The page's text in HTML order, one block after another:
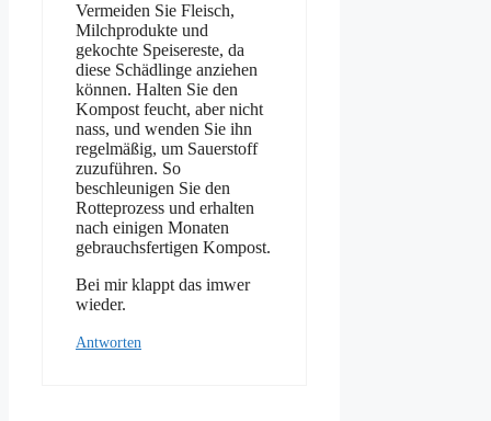
Vermeiden Sie Fleisch,
Milchprodukte und
gekochte Speisereste, da
diese Schädlinge anziehen
können. Halten Sie den
Kompost feucht, aber nicht
nass, und wenden Sie ihn
regelmäßig, um Sauerstoff
zuzuführen. So
beschleunigen Sie den
Rotteprozess und erhalten
nach einigen Monaten
gebrauchsfertigen Kompost.
Bei mir klappt das imwer
wieder.
Antworten